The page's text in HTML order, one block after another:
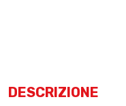
DESCRIZIONE